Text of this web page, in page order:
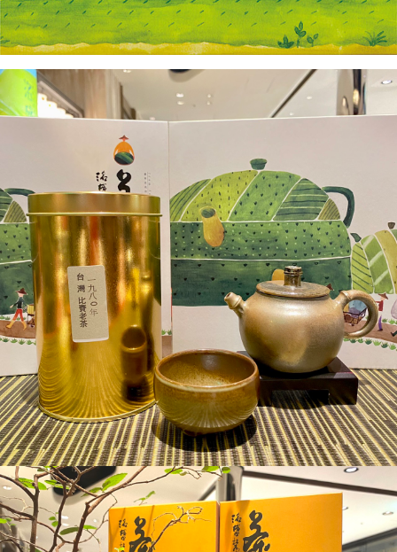
1.分期款項不併入電信帳單，「大哥付你分期」於每月結算日後寄送繳費提
醒簡訊。
2.透過簡訊連結打開帳單後，可選擇「超商條碼／台灣大直營門市／銀行轉
帳／街口支付／iPASS MONEY」等通路繳費。
【注意事項】
1.本服務係由「台灣大哥大股份有限公司」（以下簡稱本公司）所提供，讓
用戶於交易時，得透過本服務購買商品或服務，並由商店將買賣／分期付款
買賣價金債權讓與本公司後，依約使用本公司帳單繳交帳款。
2.基於同意付款使用「大哥付你分期」之契約關係目的，商店將以您的個人
資料（包含姓名、電話或地址）提供予台灣大哥大進項蒐集、處理及利用，
由本公司與您本人進行分期帳單所需資料之確認、核對及更正。
3.完整用戶服務條款，請詳閱以下連結：https://oppay.tw/userRule
【「AFTEE先享後付」結帳流程】
１．於結帳方式選擇「AFTEE先享後付」後，將跳轉至「AFTEE先享後付」
結帳頁面，進行簡訊認證並確認金額後，即可完成結帳。
３．收到繳費通知簡訊後14天內，點擊此簡訊中的連結，可透過四大超商／
ATM／網路銀行／等多元方式進行付款，方視為交易完成。
※ 請注意：結帳手續完成當下不需立刻繳費，但若您需要取消訂單，請聯絡
購買商品的店家。未經商家同意取消之訂單仍視為有效，需透過AFTEE先享
※ 交易是否成功請以「AFTEE先享後付 」之結帳頁面顯示為準，若有關於
是否繳費成功／繳費後需取消欲退款等相關疑問，請聯繫「AFTEE先享後付
客戶支援中心」https://netprotections.freshdesk.com/support/home
【注意事項】
１．透過由恩沛科技股份有限公司提供之「AFTEE先享後付」服務完成之交
易，需依本服務之必要範圍內提供個人資料，並將交易相關給付款項請求債
權轉讓予恩沛科技股份有限公司。
２．關於個人資料處理事宜，請瀏覽以下網址：
https://aftee.tw/terms/#terms3
３．未成年的使用者請事先徵得法定代理人或監護人之同意方可使用
「AFTEE先享後付」，若未經同意申辦者引起之損失，本公司不負相關責
任。
４．使用「AFTEE先享後付」時，將依據個別帳號之用戶狀況，依本公司即
時審查核予不同之上限額度；若仍有額度不足之情形，本公司將視審查結果
請求用戶進行身份認證。
５．嚴禁一人註冊多個帳號或使用他人資訊註冊。若發現惡意使用之情形，
恩沛科技股份有限公司將有權停止該用戶之使用額度並採取法律行動。
每筆NT$70，滿NT$1,000(含以上)免運費
付款後7-11取貨
每筆NT$70，滿NT$1,000(含以上)免運費
宅配
每筆NT$100，滿NT$1,200(含以上)免運費
京站台北店客服中心(1F星巴克旁) 即日起不提供京站紙袋，取件時
請自備購物袋，若需購買紙袋可現場詢問
免運費